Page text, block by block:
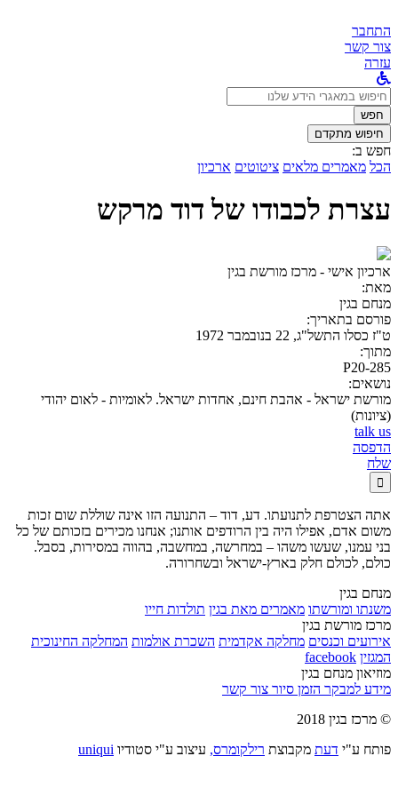
התחבר
צור קשר
עזרה
לחפש
ב:חפש
חיפוש מתקדם
חפש ב:
הכל מאמרים מלאים ציטוטים ארכיון
עצרת לכבודו של דוד מרקש
ארכיון אישי - מרכז מורשת בגין
מאת:
מנחם בגין
פורסם בתאריך:
ט"ז כסלו התשל"ג, 22 בנובמבר 1972
מתוך:
P20-285
נושאים:
מורשת ישראל - אהבת חינם, אחדות ישראל. לאומיות - לאום יהודי
(ציונות)
talk us
הדפסה
שלח

אתה הצטרפת לתנועתו. דע, דוד – התנועה הזו אינה שוללת שום זכות
משום אדם, אפילו היה בין הרודפים אותנו; אנחנו מכירים בזכותם של כל
בני עמנו, שעשו משהו – במחרשה, במחשבה, בהווה במסירות, בסבל.
כולם, לכולם חלק בארץ-ישראל ובשחרורה.
מנחם בגין
משנתו ומורשתו מאמרים מאת בגין תולדות חייו
מרכז מורשת בגין
אירועים וכנסים מחלקה אקדמית השכרת אולמות המחלקה החינוכית
המגזין facebook
מוזיאון מנחם בגין
מידע למבקר הזמן סיור צור קשר
© מרכז בגין 2018
פותח ע"י דעת מקבוצת רילקומרס, עיצוב ע"י סטודיו uniqui